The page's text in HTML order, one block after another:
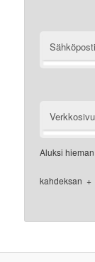
Aluksi
kahdeksan +